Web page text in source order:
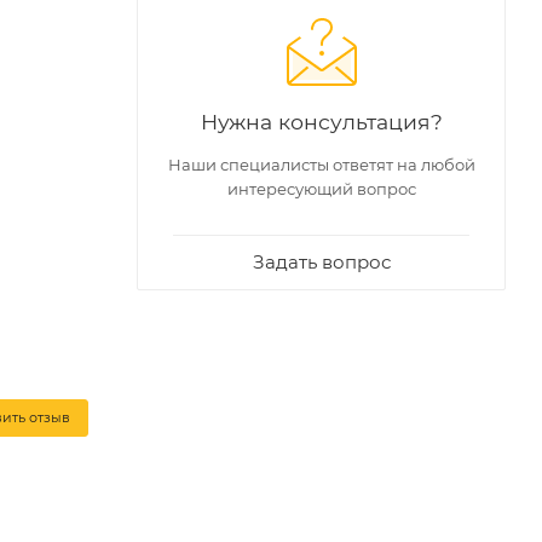
отзыв
Нужна консультация?
Наши специалисты ответят на любой
интересующий вопрос
Задать вопрос